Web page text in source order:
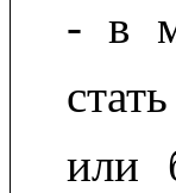
- в
или